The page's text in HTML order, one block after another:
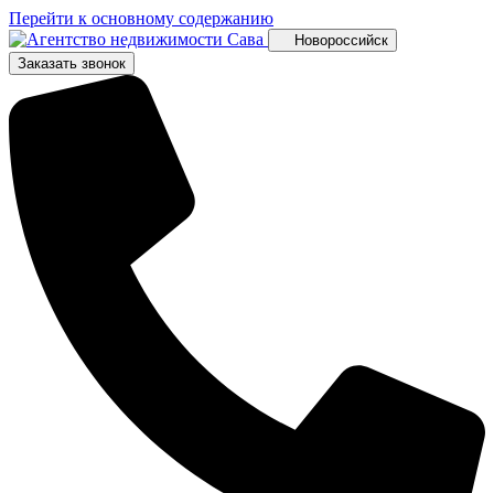
Перейти к основному содержанию
Новороссийск
Заказать звонок